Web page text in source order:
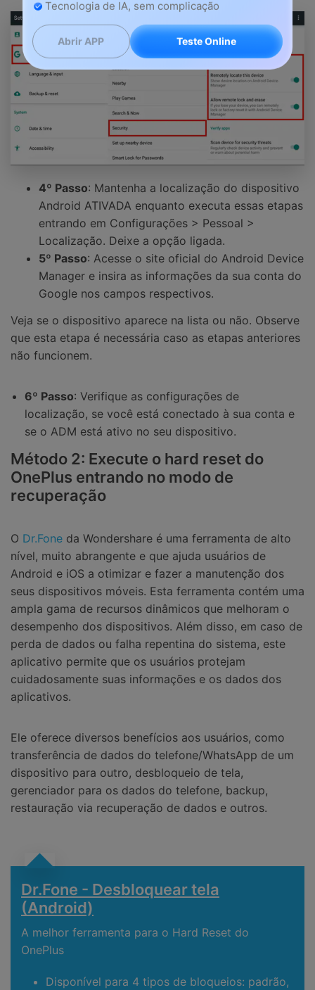
Tecnologia de IA, sem complicação
Abrir APP Teste Online
4º Passo: Mantenha a localização do dispositivo
Android ATIVADA enquanto executa essas etapas
entrando em Configurações > Pessoal >
Localização. Deixe a opção ligada.
5º Passo: Acesse o site oficial do Android Device
Manager e insira as informações da sua conta do
Google nos campos respectivos.
Veja se o dispositivo aparece na lista ou não. Observe
que esta etapa é necessária caso as etapas anteriores
não funcionem.
6º Passo: Verifique as configurações de
localização, se você está conectado à sua conta e
se o ADM está ativo no seu dispositivo.
Método 2: Execute o hard reset do
OnePlus entrando no modo de
recuperação
O Dr.Fone da Wondershare é uma ferramenta de alto
nível, muito abrangente e que ajuda usuários de
Android e iOS a otimizar e fazer a manutenção dos
seus dispositivos móveis. Esta ferramenta contém uma
ampla gama de recursos dinâmicos que melhoram o
desempenho dos dispositivos. Além disso, em caso de
perda de dados ou falha repentina do sistema, este
aplicativo permite que os usuários protejam
cuidadosamente suas informações e os dados dos
aplicativos.
Ele oferece diversos benefícios aos usuários, como
transferência de dados do telefone/WhatsApp de um
dispositivo para outro, desbloqueio de tela,
gerenciador para os dados do telefone, backup,
restauração via recuperação de dados e outros.
Dr.Fone - Desbloquear tela
(Android)
A melhor ferramenta para o Hard Reset do
OnePlus
Disponível para 4 tipos de bloqueios: padrão,